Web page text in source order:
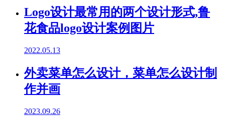
Logo设计最常用的两个设计形式,鲁
花食品logo设计案例图片
2022.05.13
外卖菜单怎么设计，菜单怎么设计制
作并画
2023.09.26